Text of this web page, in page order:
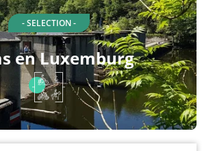
- SELECTION -
en Luxemburg